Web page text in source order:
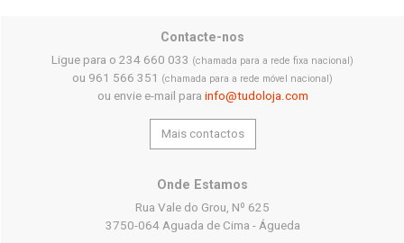
Contacte-nos
Ligue para o 234 660 033 (chamada para a rede fixa nacional)
ou 961 566 351 (chamada para a rede móvel nacional)
ou envie e-mail para info@tudoloja.com
Mais contactos
Onde Estamos
Rua Vale do Grou, Nº 625
3750-064 Aguada de Cima - Águeda